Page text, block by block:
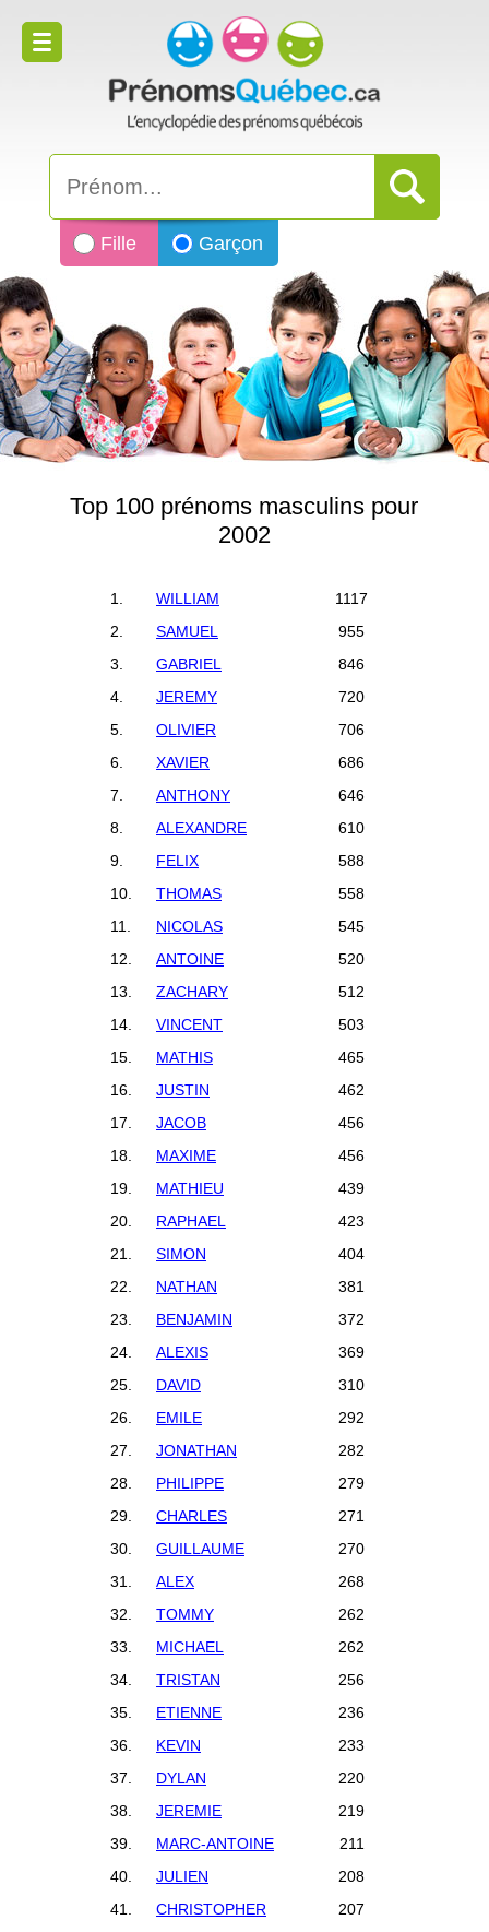
Fille Garçon
Top 100 prénoms masculins pour
2002
1. WILLIAM
1117
2.
SAMUEL
955
3.
GABRIEL
846
4.
JEREMY
720
5.
OLIVIER
706
6.
XAVIER
686
7.
ANTHONY
646
8.
ALEXANDRE
610
9.
FELIX
588
10.
THOMAS
558
11.
NICOLAS
545
12.
ANTOINE
520
13.
ZACHARY
512
14.
VINCENT
503
15.
MATHIS
465
16.
JUSTIN
462
17.
JACOB
456
18.
MAXIME
456
19.
MATHIEU
439
20.
RAPHAEL
423
21.
SIMON
404
22.
NATHAN
381
23.
BENJAMIN
372
24.
ALEXIS
369
25.
DAVID
310
26.
EMILE
292
27.
JONATHAN
282
28.
PHILIPPE
279
29.
CHARLES
271
30.
GUILLAUME
270
31.
ALEX
268
32.
TOMMY
262
33.
MICHAEL
262
34.
TRISTAN
256
35.
ETIENNE
236
36.
KEVIN
233
37.
DYLAN
220
38.
JEREMIE
219
39.
MARC-ANTOINE
211
40.
JULIEN
208
41.
CHRISTOPHER
207